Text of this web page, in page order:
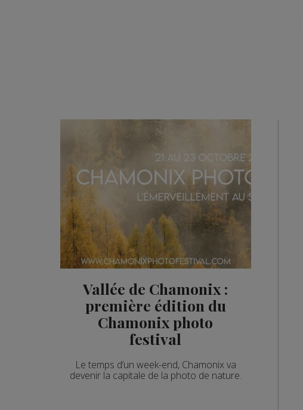
Vallée de Chamonix :
première édition du
Chamonix photo
festival
Le temps d’un week-end, Chamonix va
devenir la capitale de la photo de nature.